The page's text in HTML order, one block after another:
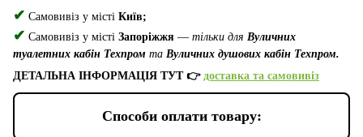
✔ Самовивіз у місті Київ;
✔ Самовивіз у місті Запоріжжя — тільки для Вуличних
туалетних кабін Техпром та Вуличних душових кабін Техпром.
ДЕТАЛЬНА ІНФОРМАЦІЯ ТУТ 👉 доставка та самовивіз
Способи оплати товару: